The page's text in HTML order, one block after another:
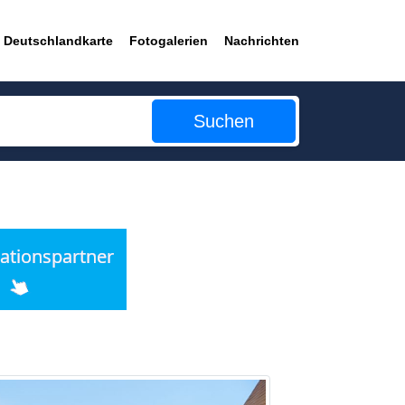
Deutschlandkarte Fotogalerien Nachrichten
Suchen